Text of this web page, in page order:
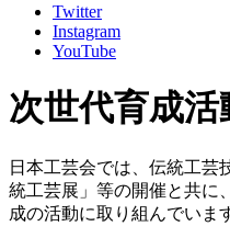
Twitter
Instagram
YouTube
次世代育成活
日本工芸会では、伝統工芸
統工芸展」等の開催と共に
成の活動に取り組んでいま